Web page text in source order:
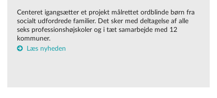
Centeret igangsætter et projekt målrettet ordblinde børn fra
socialt udfordrede familier. Det sker med deltagelse af alle
seks professionshøjskoler og i tæt samarbejde med 12
kommuner.
Læs nyheden